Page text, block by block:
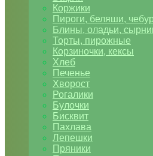
Коржики
Пироги, беляши,
Блины, оладьи,
Торты, пирожные
Корзиночки, кексы
Хлеб
Печенье
Хворост
Рогалики
Булочки
Бисквит
Пахлава
Лепешки
Пряники